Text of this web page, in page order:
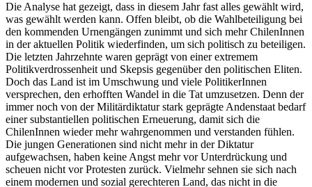
Die Analyse hat gezeigt, dass in diesem Jahr fast alles gewählt wird,
was gewählt werden kann. Offen bleibt, ob die Wahlbeteiligung bei
den kommenden Urnengängen zunimmt und sich mehr ChilenInnen
in der aktuellen Politik wiederfinden, um sich politisch zu beteiligen.
Die letzten Jahrzehnte waren geprägt von einer extremem
Politikverdrossenheit und Skepsis gegenüber den politischen Eliten.
Doch das Land ist im Umschwung und viele PolitikerInnen
versprechen, den erhofften Wandel in die Tat umzusetzen. Denn der
immer noch von der Militärdiktatur stark geprägte Andenstaat bedarf
einer substantiellen politischen Erneuerung, damit sich die
ChilenInnen wieder mehr wahrgenommen und verstanden fühlen.
Die jungen Generationen sind nicht mehr in der Diktatur
aufgewachsen, haben keine Angst mehr vor Unterdrückung und
scheuen nicht vor Protesten zurück. Vielmehr sehnen sie sich nach
einem modernen und sozial gerechteren Land, das nicht in die